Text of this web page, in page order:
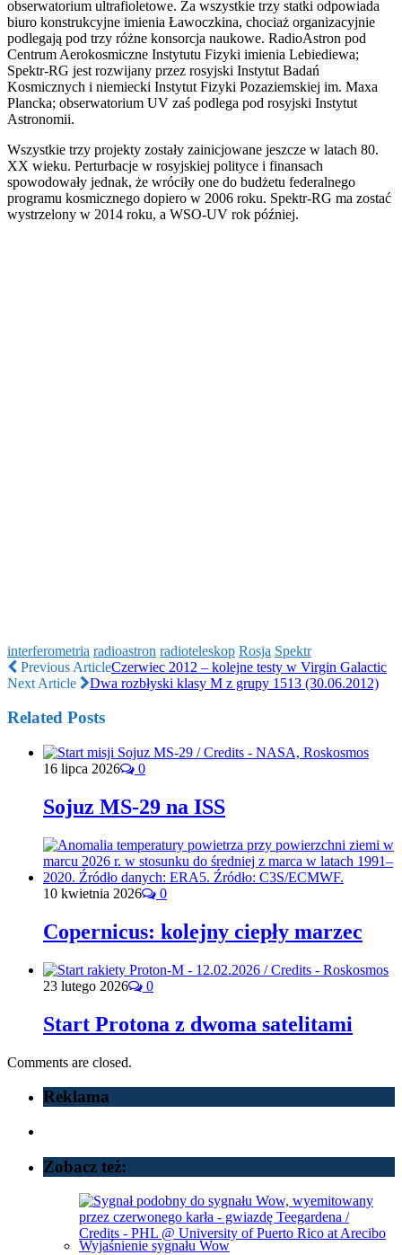
obserwatorium ultrafioletowe. Za wszystkie trzy statki odpowiada
biuro konstrukcyjne imienia Ławoczkina, chociaż organizacyjnie
podlegają pod trzy różne konsorcja naukowe. RadioAstron pod
Centrum Aerokosmiczne Instytutu Fizyki imienia Lebiediewa;
Spektr-RG jest rozwijany przez rosyjski Instytut Badań
Kosmicznych i niemiecki Instytut Fizyki Pozaziemskiej im. Maxa
Plancka; obserwatorium UV zaś podlega pod rosyjski Instytut
Astronomii.
Wszystkie trzy projekty zostały zainicjowane jeszcze w latach 80.
XX wieku. Perturbacje w rosyjskiej polityce i finansach
spowodowały jednak, że wróciły one do budżetu federalnego
programu kosmicznego dopiero w 2006 roku. Spektr-RG ma zostać
wystrzelony w 2014 roku, a WSO-UV rok później.
interferometria radioastron radioteleskop Rosja Spektr
Previous ArticleCzerwiec 2012 – kolejne testy w Virgin Galactic
Next Article
Dwa rozbłyski klasy M z grupy 1513 (30.06.2012)
Related Posts
16 lipca 2026 0
Sojuz MS-29 na ISS
10 kwietnia 2026 0
Copernicus: kolejny ciepły marzec
23 lutego 2026 0
Start Protona z dwoma satelitami
Comments are closed.
Reklama
Zobacz też:
Wyjaśnienie sygnału Wow